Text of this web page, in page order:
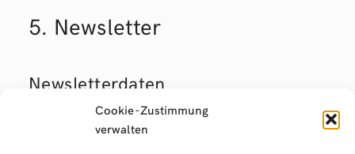
Cookie-Zustimmung
verwalten
5. Newsletter
Newsletter­daten
Wenn Sie den auf der Website angebotenen